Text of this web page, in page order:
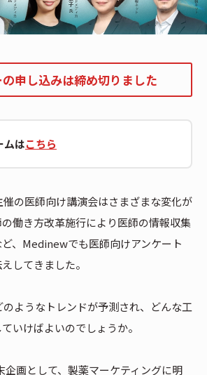
申し込みは締め切りました
ムはこちら
の医師向け講演会はさまざまな変化が
働き方改革施行により医師の情報収集
、Medinewでも医師向けアンケート
してきました。
ようなトレンドが予測され、どんな工
いけばよいのでしょうか。
画として、製薬マーケティングに明